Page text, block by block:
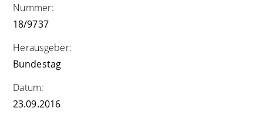
Nummer:
18/9737
Herausgeber:
Bundestag
Datum:
23.09.2016